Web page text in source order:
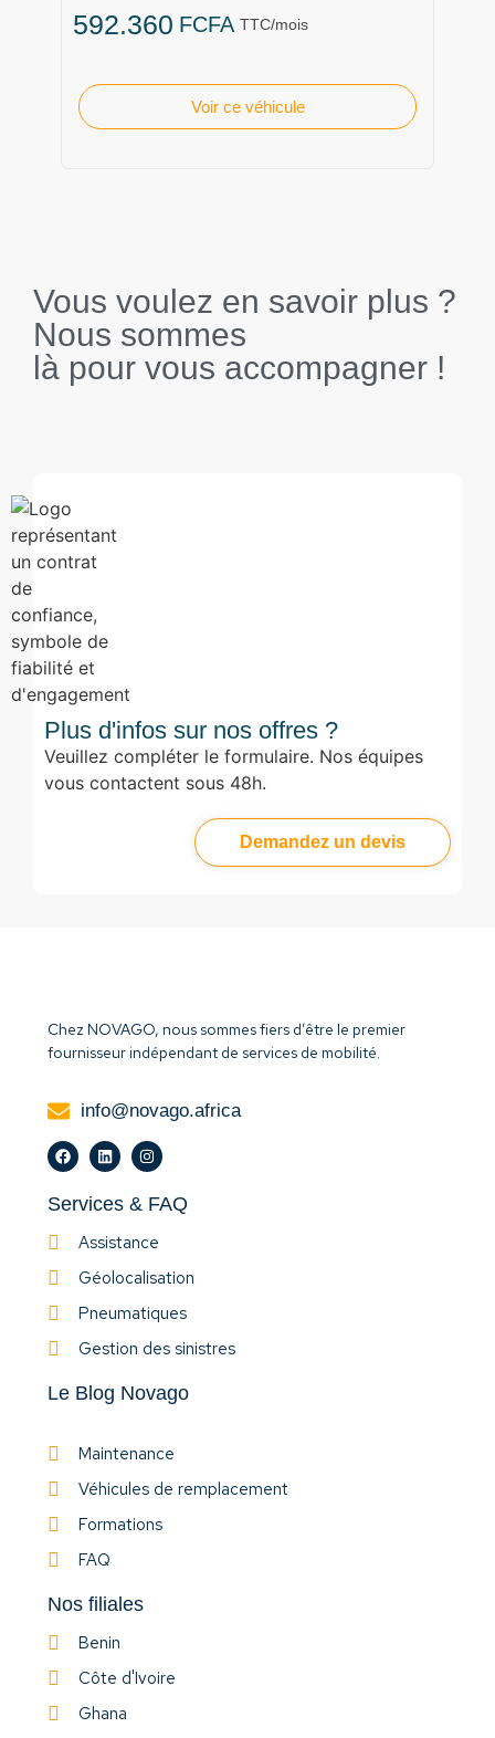
592.360 FCFA TTC/mois
Voir ce véhicule
Vous voulez en savoir plus ?
Nous sommes
là pour vous accompagner !
Plus d'infos sur nos offres ?
Veuillez compléter le formulaire. Nos équipes
vous contactent sous 48h.
Demandez un devis
Chez NOVAGO, nous sommes fiers d’être le premier
fournisseur indépendant de services de mobilité.
info@novago.africa
Services & FAQ
Assistance
Géolocalisation
Pneumatiques
Gestion des sinistres
Le Blog Novago
Maintenance
Véhicules de remplacement
Formations
FAQ
Nos filiales
Benin
Côte d'Ivoire
Ghana